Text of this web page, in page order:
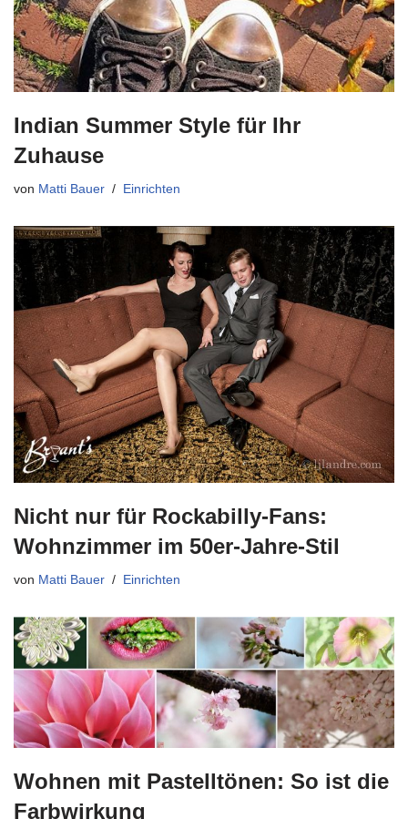
Indian Summer Style für Ihr
Zuhause
von Matti Bauer Einrichten
Nicht nur für Rockabilly-Fans:
Wohnzimmer im 50er-Jahre-Stil
von Matti Bauer Einrichten
Wohnen mit Pastelltönen: So ist die
Farbwirkung